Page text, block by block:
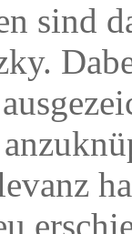
sind